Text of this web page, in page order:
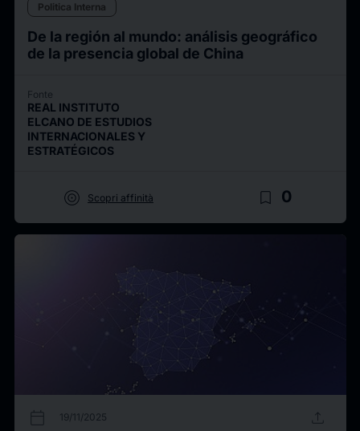
Politica Interna
De la región al mundo: análisis geográfico
de la presencia global de China
Fonte
REAL INSTITUTO
ELCANO DE ESTUDIOS
INTERNACIONALES Y
ESTRATÉGICOS
target Scopri affinità bookmark_border 0
calendar_today 19/11/2025 upload